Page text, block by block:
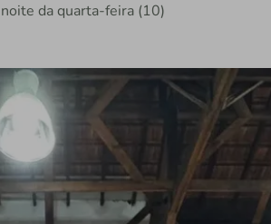
da quarta-feira (10)